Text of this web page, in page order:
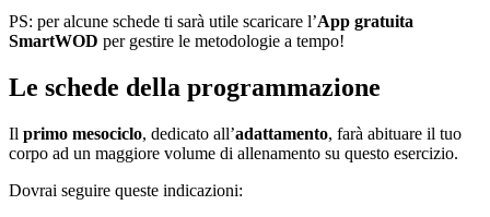
PS: per alcune schede ti sarà utile scaricare l’App gratuita
SmartWOD per gestire le metodologie a tempo!
Le schede della programmazione
Il primo mesociclo, dedicato all’adattamento, farà abituare il tuo
corpo ad un maggiore volume di allenamento su questo esercizio.
Dovrai seguire queste indicazioni: